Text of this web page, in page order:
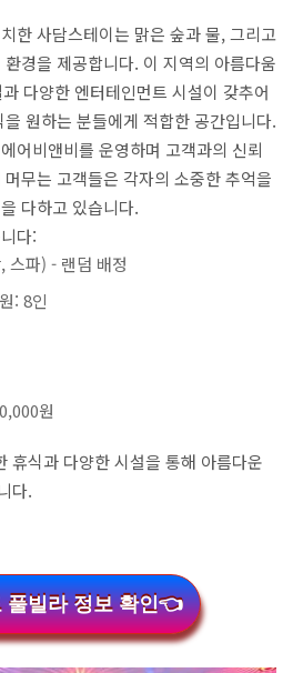
한 사담스테이는 맑은 숲과 물, 그리고
경을 제공합니다. 이 지역의 아름다움
다양한 엔터테인먼트 시설이 갖추어
원하는 분들에게 적합한 공간입니다.
어비앤비를 운영하며 고객과의 신뢰
무는 고객들은 각자의 소중한 추억을
다하고 있습니다.
다:
스파) - 랜덤 배정
: 8인
원
휴식과 다양한 시설을 통해 아름다운
다.
풀빌라 정보 확인👈